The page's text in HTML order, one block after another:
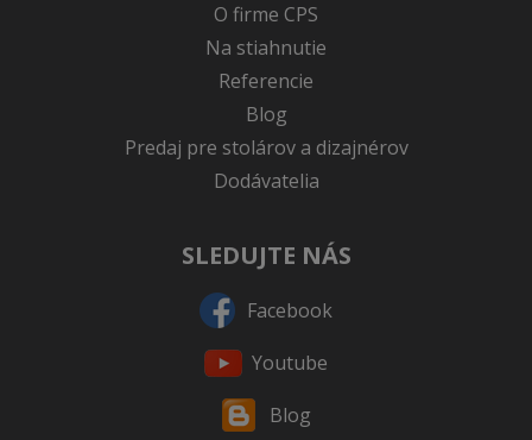
O firme CPS
Na stiahnutie
Referencie
Blog
Predaj pre stolárov a dizajnérov
Dodávatelia
SLEDUJTE NÁS
Facebook
Youtube
Blog